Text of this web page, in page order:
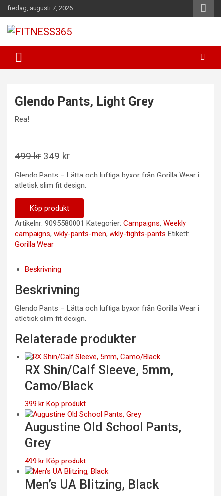
Hoppa
till
innehåll
fredag, augusti 7, 2026
FITNESS365
Glendo Pants, Light Grey
Rea!
499kr Det
priset
499 kr.
349 krDet
priset
Glendo Pants – Lätta och luftiga byxor från Gorilla Wear i
atletisk slim fit design.
Köp produkt
Artikelnr: 9095580001 Kategorier: Campaigns, Weekly
campaigns, wkly-pants-men, wkly-tights-pants Etikett:
Gorilla Wear
Beskrivning
Beskrivning
Glendo Pants – Lätta och luftiga byxor från Gorilla Wear i
atletisk slim fit design.
Relaterade produkter
RX Shin/Calf Sleeve, 5mm,
Camo/Black
399 kr Köp produkt
Augustine Old School Pants,
Grey
499 kr Köp produkt
Men’s UA Blitzing, Black